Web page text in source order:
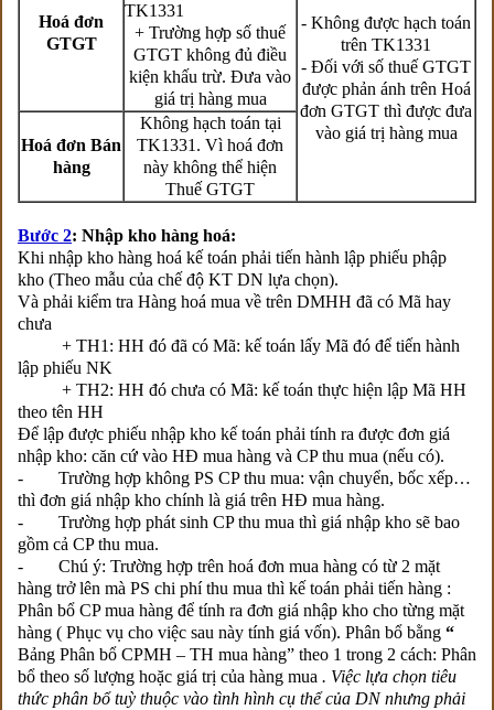
Hoá đơn
GTGT
TK1331
+ Trường hợp số thuế
GTGT không đủ điều
kiện khấu trừ. Đưa vào
giá trị hàng mua
- Không được hạch toán
trên TK1331
- Đối với số thuế GTGT
được phản ánh trên Hoá
đơn GTGT thì được đưa
vào giá trị hàng mua
Hoá đơn Bán
hàng
Không hạch toán tại
TK1331. Vì hoá đơn
này không thể hiện
Thuế GTGT
Bước 2: Nhập kho hàng hoá:
Khi nhập kho hàng hoá kế toán phải tiến hành lập phiếu phập
kho (Theo mẫu của chế độ KT DN lựa chọn).
Và phải kiểm tra Hàng hoá mua về trên DMHH đã có Mã hay
chưa
+ TH1: HH đó đã có Mã: kế toán lấy Mã đó để tiến hành
lập phiếu NK
+ TH2: HH đó chưa có Mã: kế toán thực hiện lập Mã HH
theo tên HH
Để lập được phiếu nhập kho kế toán phải tính ra được đơn giá
nhập kho: căn cứ vào HĐ mua hàng và CP thu mua (nếu có).
- Trường hợp không PS CP thu mua: vận chuyển, bốc xếp…
thì đơn giá nhập kho chính là giá trên HĐ mua hàng.
- Trường hợp phát sinh CP thu mua thì giá nhập kho sẽ bao
gồm cả CP thu mua.
- Chú ý: Trường hợp trên hoá đơn mua hàng có từ 2 mặt
hàng trở lên mà PS chi phí thu mua thì kế toán phải tiến hàng :
Phân bổ CP mua hàng để tính ra đơn giá nhập kho cho từng mặt
hàng ( Phục vụ cho việc sau này tính giá vốn). Phân bổ bằng “
Bảng Phân bổ CPMH – TH mua hàng” theo 1 trong 2 cách: Phân
bổ theo số lượng hoặc giá trị của hàng mua . Việc lựa chọn tiêu
thức phân bổ tuỳ thuộc vào tình hình cụ thể của DN nhưng phải